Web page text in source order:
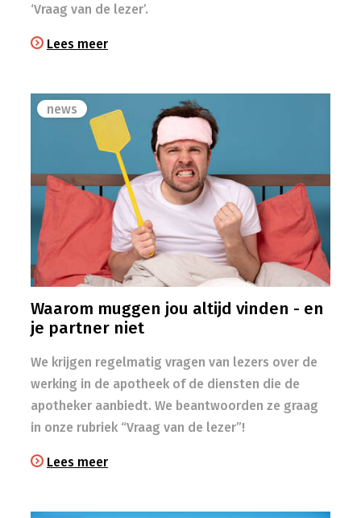
‘Vraag van de lezer’.
Lees meer
news
Waarom muggen jou altijd vinden - en
je partner niet
We krijgen regelmatig vragen van lezers over de
werking in de apotheek of de diensten die de
apotheker aanbiedt. We beantwoorden ze graag
in onze rubriek “Vraag van de lezer”!
Lees meer